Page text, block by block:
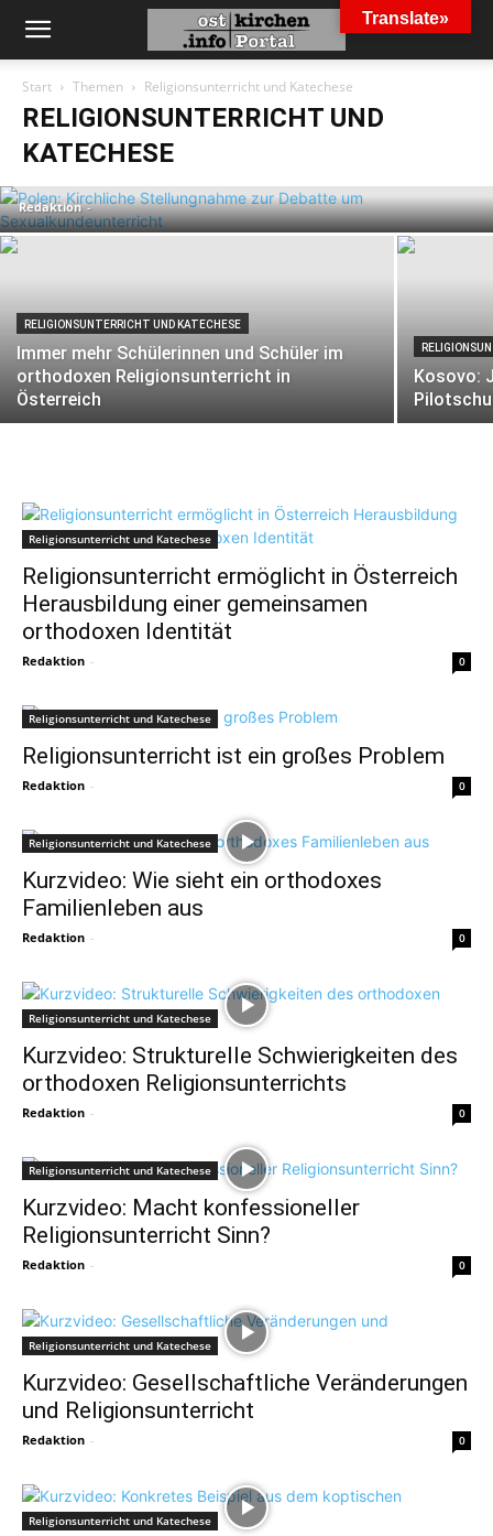
Start Themen Religionsunterricht und Katechese
RELIGIONSUNTERRICHT UND
KATECHESE
RELIGIONSUNTERRICHT UND KATECHESE
Polen: Kirchliche Stellungnahme zur
Redaktion -
RELIGIONSUNTERRICHT UND KATECHESE
Immer mehr Schülerinnen und Schüler im
orthodoxen Religionsunterricht in
Österreich
Kosovo:
Religionsunterricht und Katechese
Religionsunterricht ermöglicht in Österreich
Herausbildung einer gemeinsamen
orthodoxen Identität
Redaktion - 0
Religionsunterricht und Katechese
Religionsunterricht ist ein großes Problem
Redaktion - 0
Religionsunterricht und Katechese
Kurzvideo: Wie sieht ein orthodoxes
Familienleben aus
Redaktion - 0
Religionsunterricht und Katechese
Kurzvideo: Strukturelle Schwierigkeiten des
orthodoxen Religionsunterrichts
Redaktion - 0
Religionsunterricht und Katechese
Kurzvideo: Macht konfessioneller
Religionsunterricht Sinn?
Redaktion - 0
Religionsunterricht und Katechese
Kurzvideo: Gesellschaftliche Veränderungen
und Religionsunterricht
Redaktion - 0
Religionsunterricht und Katechese
Translate»